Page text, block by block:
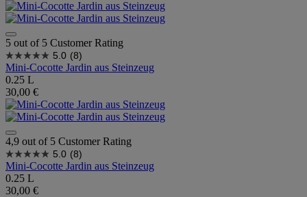
5 out of 5 Customer Rating
5.0 (8)
Mini-Cocotte Jardin aus Steinzeug
0.25 L
30,00 €
4,9 out of 5 Customer Rating
5.0 (8)
Mini-Cocotte Jardin aus Steinzeug
0.25 L
30,00 €